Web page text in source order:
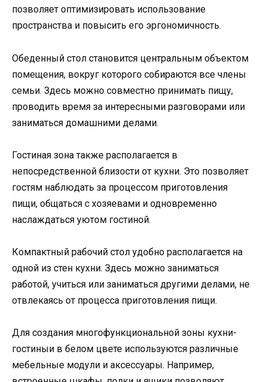
позволяет оптимизировать использование
пространства и повысить его эргономичность.
Обеденный стол становится центральным объектом
помещения, вокруг которого собираются все члены
семьи. Здесь можно совместно принимать пищу,
проводить время за интересными разговорами или
заниматься домашними делами.
Гостиная зона также располагается в
непосредственной близости от кухни. Это позволяет
гостям наблюдать за процессом приготовления
пищи, общаться с хозяевами и одновременно
наслаждаться уютом гостиной.
Компактный рабочий стол удобно располагается на
одной из стен кухни. Здесь можно заниматься
работой, учиться или заниматься другими делами, не
отвлекаясь от процесса приготовления пищи.
Для создания многофункциональной зоны кухни-
гостиныи в белом цвете используются различные
мебельные модули и аксессуары. Например,